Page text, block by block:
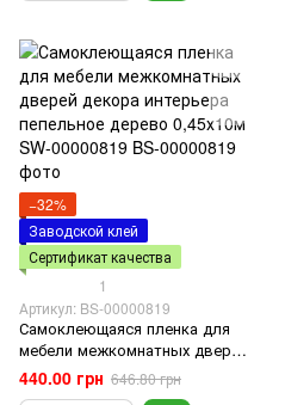
−32%
Заводской клей
Сертификат качества
1
Артикул: BS-00000819
Самоклеющаяся пленка для
мебели межкомнатных дверей
декора интерьера пепельное
дерево 0,45х10м SW-00000819
440.00 грн 646.80 грн